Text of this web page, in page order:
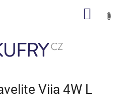
Viia 4W L